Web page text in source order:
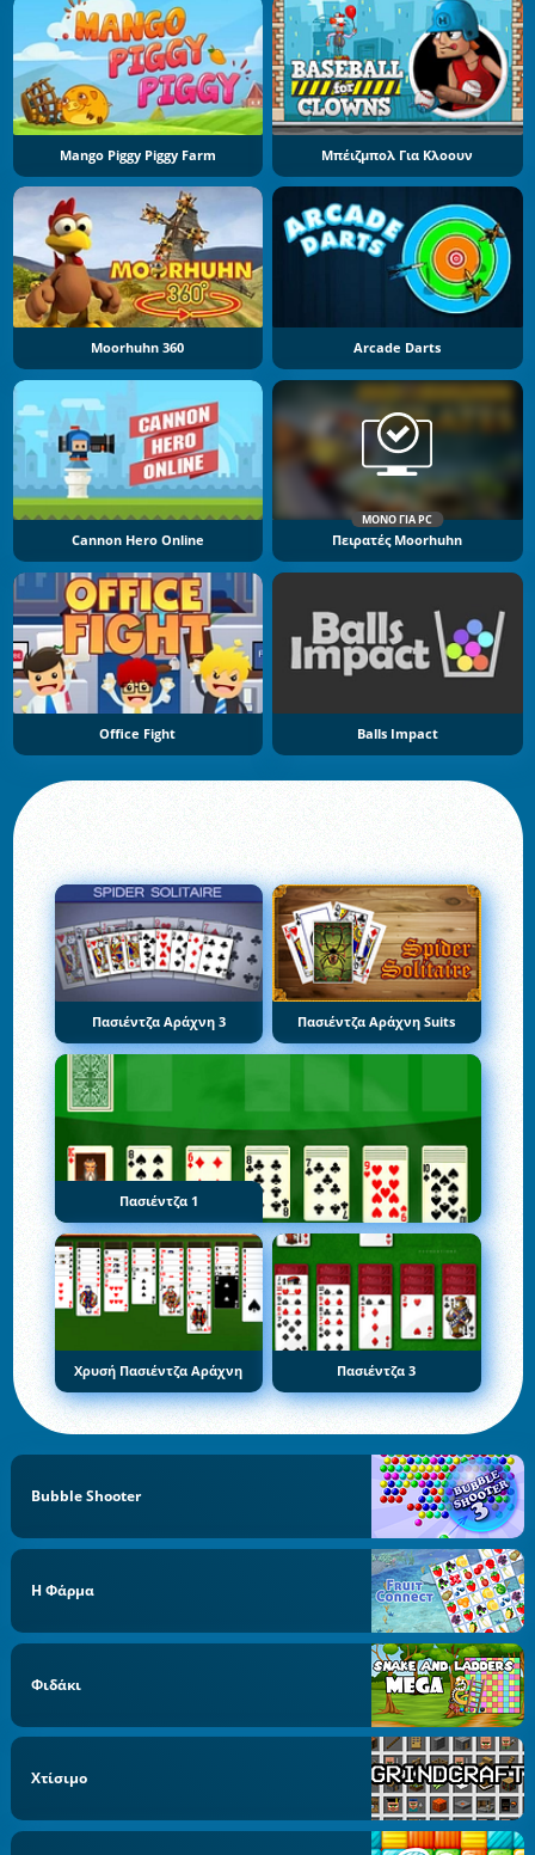
Mango Piggy Piggy Farm Μπέιζμπολ Για Κλοουν
Moorhuhn 360 Arcade Darts
Cannon Hero Online
ΜΌΝΟ ΓΙΑ PC
Πειρατές Moorhuhn
Office Fight Balls Impact
Πασιέντζα Αράχνη 3 Πασιέντζα Αράχνη Suits
Πασιέντζα 1
Χρυσή Πασιέντζα Αράχνη Πασιέντζα 3
Bubble Shooter
Η Φάρμα
Φιδάκι
Χτίσιμο